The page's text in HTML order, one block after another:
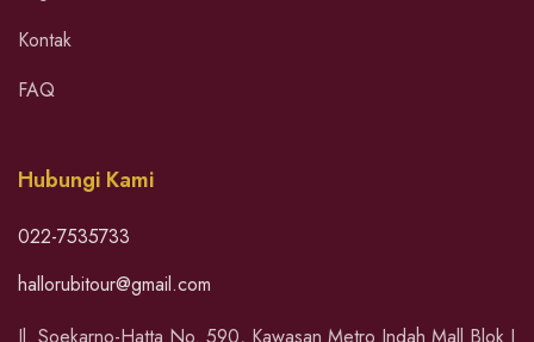
Kontak
FAQ
Hubungi Kami
022-7535733
hallorubitour@gmail.com